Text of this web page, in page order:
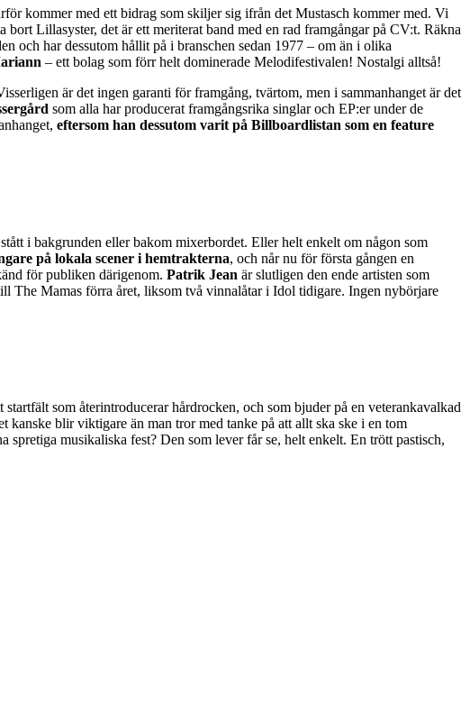
kommer med ett bidrag som skiljer sig ifrån det Mustasch kommer med. Vi
Lillasyster, det är ett meriterat band med en rad framgångar på CV:t. Räkna
och har dessutom hållit på i branschen sedan 1977 – om än i olika
– ett bolag som förr helt dominerade Melodifestivalen! Nostalgi alltså!
är det ingen garanti för framgång, tvärtom, men i sammanhanget är det
som alla har producerat framgångsrika singlar och EP:er under de
eftersom han dessutom varit på Billboardlistan som en feature
i bakgrunden eller bakom mixerbordet. Eller helt enkelt om någon som
på lokala scener i hemtrakterna, och når nu för första gången en
för publiken därigenom. Patrik Jean är slutligen den ende artisten som
The Mamas förra året, liksom två vinnalåtar i Idol tidigare. Ingen nybörjare
som återintroducerar hårdrocken, och som bjuder på en veterankavalkad
blir viktigare än man tror med tanke på att allt ska ske i en tom
musikaliska fest? Den som lever får se, helt enkelt. En trött pastisch,